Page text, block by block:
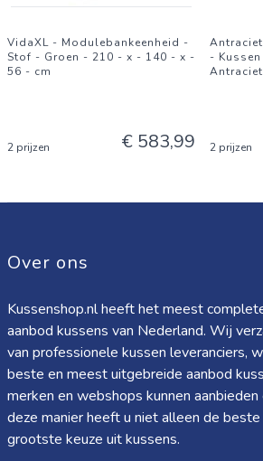
VidaXL - Modulebankeenheid -
Stof - Groen - 210 - x - 140 - x -
56 - cm
2 prijzen € 583,99
-
2 prijzen
Over ons
Kussenshop.nl heeft het meest
aanbod kussens van Nederland. Wij
van professionele kussen leveranciers,
beste en meest uitgebreide aanbod
merken en webshops kunnen
deze manier heeft u niet alleen de
grootste keuze uit kussens.